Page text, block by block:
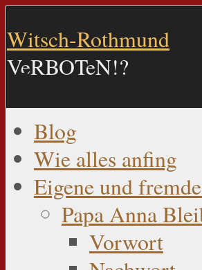
Witsch-Rothmund
VeRBOTeN!?
Blog
Wie alles anfing
Eigene und
Papa Anna
Vorwort